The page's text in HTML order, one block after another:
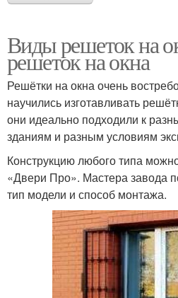
Виды решеток на
решеток на окна
Решётки на окна очень
научились изготавливать
они идеально подходили к
зданиям и разным условиям
Конструкцию любого типа
«Двери Про». Мастера завода
тип модели и способ монтажа.